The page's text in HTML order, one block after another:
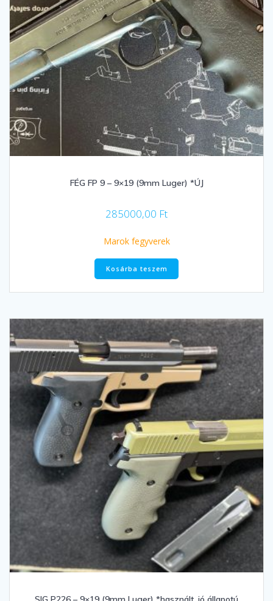
FÉG FP 9 – 9×19 (9mm Luger) *ÚJ
285000,00 Ft
Marok fegyverek
Kosárba teszem